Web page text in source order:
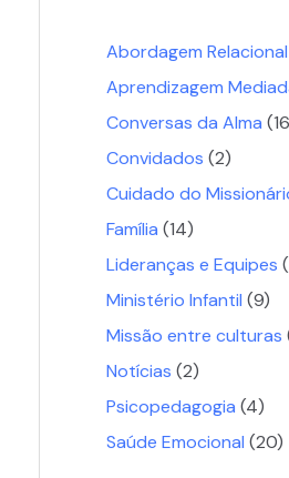
Abordagem Relacional
Aprendizagem
Conversas da Alma
Convidados (2)
Cuidado do
Família (14)
Lideranças e Equipes
Ministério Infantil (9)
Missão entre culturas
Notícias (2)
Psicopedagogia (4)
Saúde Emocional (20)